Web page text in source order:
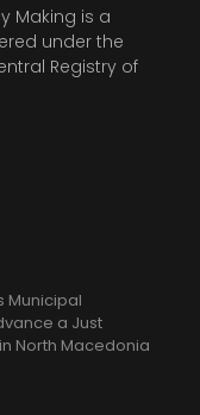
Making is a
under the
Registry of
Municipal
a Just
North Macedonia